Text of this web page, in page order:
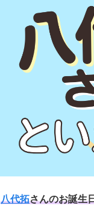
八代拓さんのお誕生